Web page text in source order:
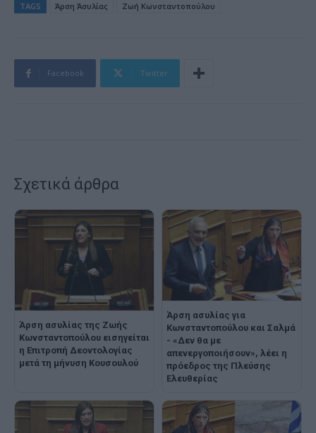
TAGS Άρση Άσυλίας Ζωή Κωνσταντοπούλου
Facebook Twitter
Σχετικά άρθρα
Άρση ασυλίας της Ζωής
Κωνσταντοπούλου εισηγείται
η Επιτροπή Δεοντολογίας
μετά τη μήνυση Κουσουλού
Άρση ασυλίας για
Κωνσταντοπούλου και Σαλμά
- «Δεν θα με
απενεργοποιήσουν», λέει η
πρόεδρος της Πλεύσης
Ελευθερίας